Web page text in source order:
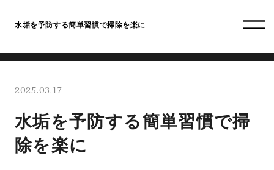
水垢を予防する簡単習慣で掃除を楽に
2025.03.17
水垢を予防する簡単習慣で掃
除を楽に